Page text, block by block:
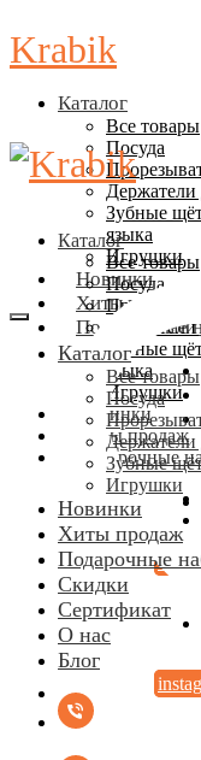
Krabik
Каталог
Все товары
Посуда
Зубные
языка
Игрушки
Новинки
Хиты продаж
Подарочные
Каталог
Все товары
Посуда
Зубные
языка
Игрушки
Новинки
Хиты продаж
Подарочные
Каталог
Все товары
Посуда
Зубные
Игрушки
Новинки
Хиты продаж
Подарочные
Скидки
Сертификат
О нас
Блог